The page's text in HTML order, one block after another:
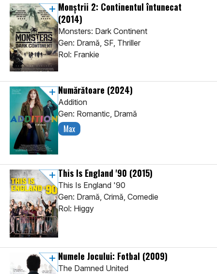
Monștrii 2: Continentul întunecat
(2014)
Monsters: Dark Continent
Gen: Dramă, SF, Thriller
Rol: Frankie
Numărătoare (2024)
Addition
Gen: Romantic, Dramă
Max
This Is England '90 (2015)
This Is England '90
Gen: Dramă, Crimă, Comedie
Rol: Higgy
Numele Jocului: Fotbal (2009)
The Damned United